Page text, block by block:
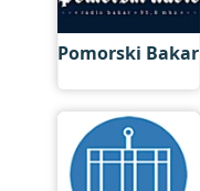
Pomorski Bakar